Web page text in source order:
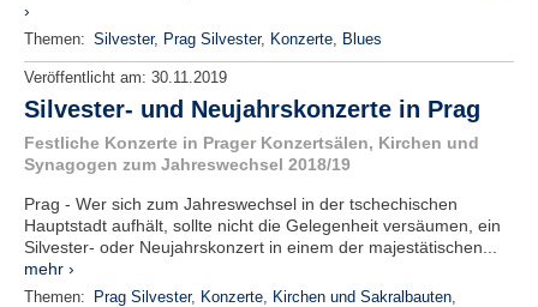
›
Themen: Silvester, Prag Silvester, Konzerte, Blues
Veröffentlicht am: 30.11.2019
Silvester- und Neujahrskonzerte in Prag
Festliche Konzerte in Prager Konzertsälen, Kirchen und
Synagogen zum Jahreswechsel 2018/19
Prag - Wer sich zum Jahreswechsel in der tschechischen
Hauptstadt aufhält, sollte nicht die Gelegenheit versäumen, ein
Silvester- oder Neujahrskonzert in einem der majestätischen...
mehr ›
Themen: Prag Silvester, Konzerte, Kirchen und Sakralbauten,